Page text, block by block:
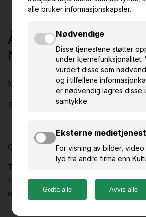
Åpningstider
Norveg
Mandag - lørdag 10:00 - 16:00
Søndag stengt
Omvisning av grupper på
Ta kontakt med resepsjonen på
resepsjonnorveg@museetmidt.no
eller møt opp i resepsjonen i våre